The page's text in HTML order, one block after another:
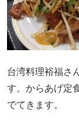
台湾料理裕福さ
す。からあげ定
でてきます。